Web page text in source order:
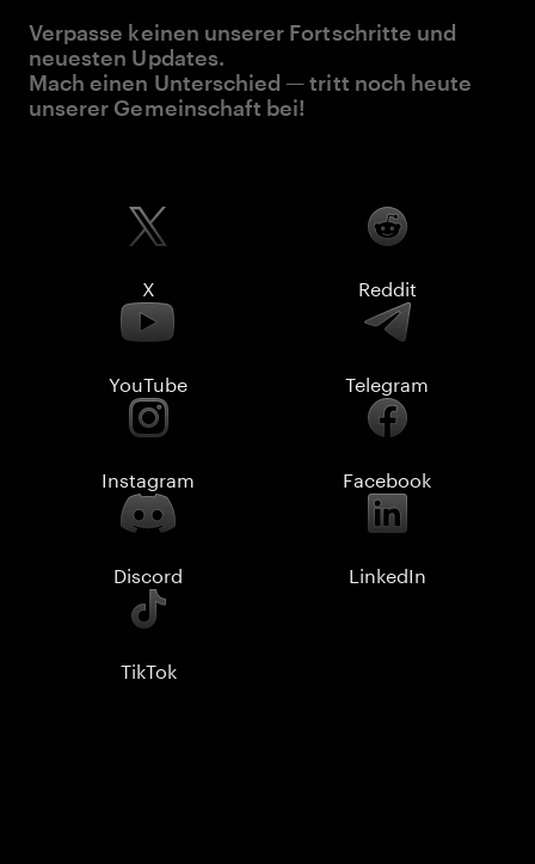
Verpasse keinen unserer Fortschritte und
neuesten Updates.
Mach einen Unterschied — tritt noch heute
unserer Gemeinschaft bei!
X Reddit
YouTube Telegram
Instagram Facebook
Discord LinkedIn
TikTok